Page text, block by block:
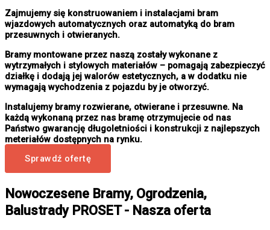
Zajmujemy się konstruowaniem i instalacjami bram
wjazdowych automatycznych oraz automatyką do bram
przesuwnych i otwieranych.
Bramy montowane przez naszą zostały wykonane z
wytrzymałych i stylowych materiałów – pomagają zabezpieczyć
działkę i dodają jej walorów estetycznych, a w dodatku nie
wymagają wychodzenia z pojazdu by je otworzyć.
Instalujemy bramy rozwierane, otwierane i przesuwne. Na
każdą wykonaną przez nas bramę otrzymujecie od nas
Państwo gwarancję długoletniości i konstrukcji z najlepszych
meteriałów dostępnych na rynku.
Sprawdź ofertę
Nowoczesene Bramy, Ogrodzenia,
Balustrady PROSET - Nasza oferta